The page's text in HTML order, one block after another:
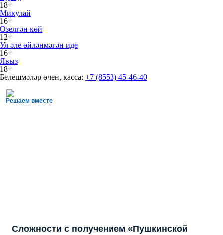
18+
Микулай
16+
Өзелгән көй
12+
Ул әле өйләнмәгән иде
16+
Явыз
18+
Белешмәләр өчен, касса: +7 (8553) 45-46-40
Решаем вместе
Сложности с получением «Пушкинской